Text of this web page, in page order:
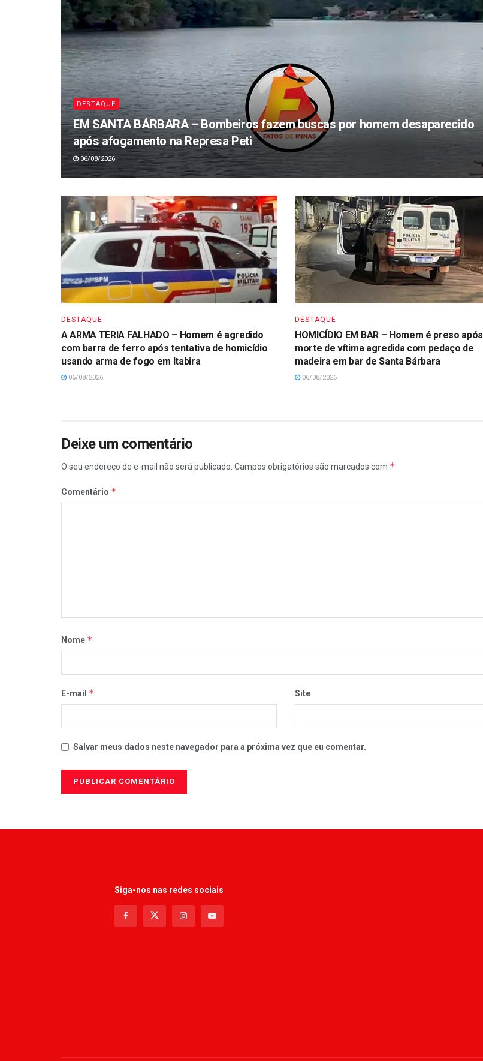
DESTAQUE
EM SANTA BÁRBARA – Bombeiros fazem buscas por homem desaparecido
após afogamento na Represa Peti
06/08/2026
DESTAQUE
A ARMA TERIA FALHADO – Homem é agredido
com barra de ferro após tentativa de homicídio
usando arma de fogo em Itabira
06/08/2026
DESTAQUE
HOMICÍDIO EM BAR – Homem é preso após
morte de vítima agredida com pedaço de
madeira em bar de Santa Bárbara
06/08/2026
Deixe um comentário
O seu endereço de e-mail não será publicado. Campos obrigatórios são marcados com *
Comentário *
Nome *
E-mail * Site
Salvar meus dados neste navegador para a próxima vez que eu comentar.
Siga-nos nas redes sociais